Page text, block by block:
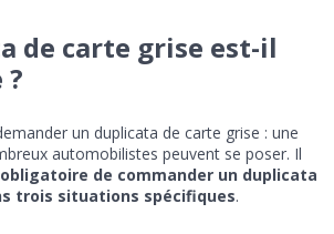
de carte grise est-il
un duplicata de carte grise : une
automobilistes peuvent se poser. Il
de commander un duplicata
trois situations spécifiques.